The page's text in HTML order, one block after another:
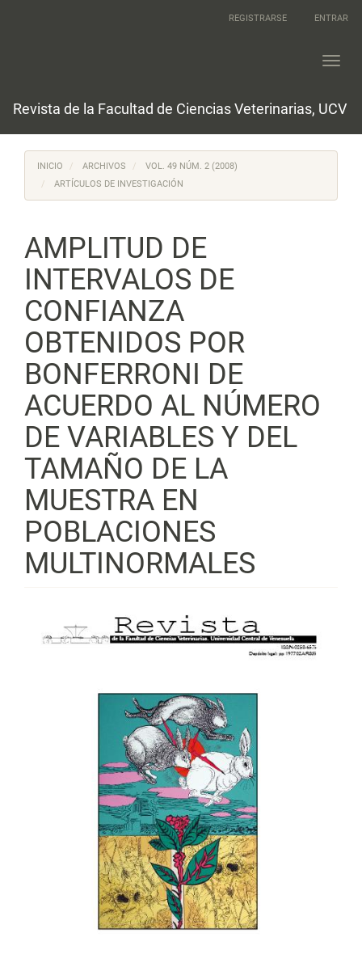
REGISTRARSE ENTRAR
Revista de la Facultad de Ciencias Veterinarias, UCV
INICIO ARCHIVOS
VOL. 49 NÚM. 2 (2008)
ARTÍCULOS DE INVESTIGACIÓN
AMPLITUD DE
INTERVALOS DE
CONFIANZA
OBTENIDOS POR
BONFERRONI DE
ACUERDO AL NÚMERO
DE VARIABLES Y DEL
TAMAÑO DE LA
MUESTRA EN
POBLACIONES
MULTINORMALES
Barra
lateral
artículo